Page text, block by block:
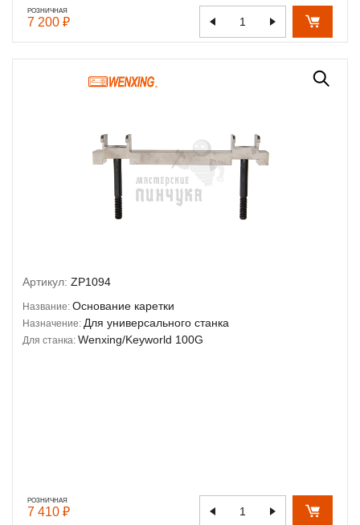
РОЗНИЧНАЯ
7 200 ₽
Артикул: ZP1094
Название: Основание каретки
Назначение: Для универсального станка
Для станка: Wenxing/Keyworld 100G
РОЗНИЧНАЯ
7 410 ₽